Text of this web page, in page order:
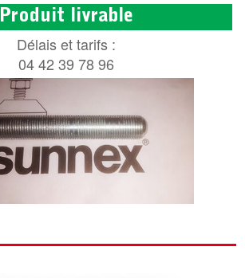
Produit livrable
Délais et tarifs :
04 42 39 78 96